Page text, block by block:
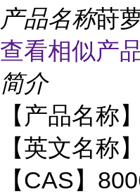
产品名称莳
查看相似产
简介
【产品名称
【英文名称
【CAS】